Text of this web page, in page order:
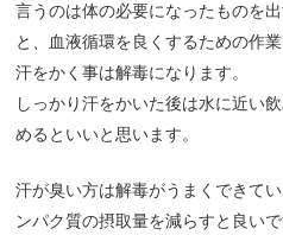
言うのは体の必要になったものを
と、血液循環を良くするための作業
汗をかく事は解毒になります。
しっかり汗をかいた後は水に近い
めるといいと思います。
汗が臭い方は解毒がうまくできて
ンパク質の摂取量を減らすと良いで